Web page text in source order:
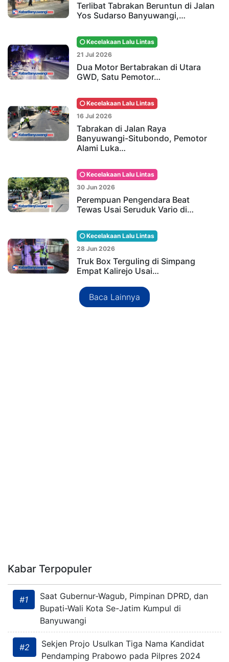
Terlibat Tabrakan Beruntun di Jalan
Yos Sudarso Banyuwangi,…
Kecelakaan Lalu Lintas
21 Jul 2026
Dua Motor Bertabrakan di Utara
GWD, Satu Pemotor…
Kecelakaan Lalu Lintas
16 Jul 2026
Tabrakan di Jalan Raya
Banyuwangi-Situbondo, Pemotor
Alami Luka…
Kecelakaan Lalu Lintas
30 Jun 2026
Perempuan Pengendara Beat
Tewas Usai Seruduk Vario di…
Kecelakaan Lalu Lintas
28 Jun 2026
Truk Box Terguling di Simpang
Empat Kalirejo Usai…
Baca Lainnya
Kabar Terpopuler
#1
Saat Gubernur-Wagub, Pimpinan DPRD, dan
Bupati-Wali Kota Se-Jatim Kumpul di
Banyuwangi
#2
Sekjen Projo Usulkan Tiga Nama Kandidat
Pendamping Prabowo pada Pilpres 2024